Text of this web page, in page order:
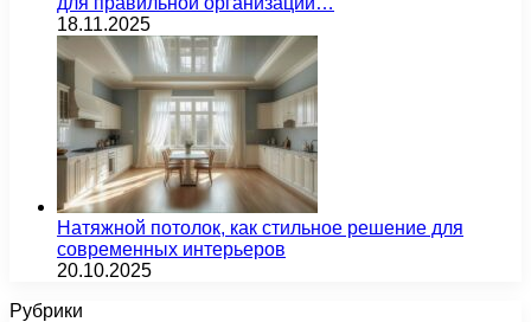
18.11.2025
Натяжной потолок, как стильное решение для
современных интерьеров
20.10.2025
Рубрики